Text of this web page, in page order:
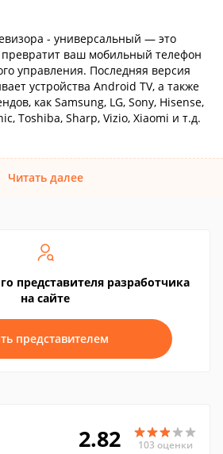
- универсальный — это
ваш мобильный телефон
управления. Последняя версия
устройства Android TV, а также
как Samsung, LG, Sony, Hisense,
Toshiba, Sharp, Vizio, Xiaomi и т.д.
Читать далее
представителя разработчика
на сайте
представителем
2.82 103 оценки